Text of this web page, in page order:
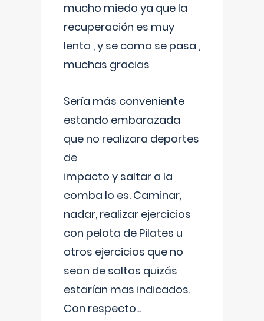
mucho miedo ya que la
recuperación es muy
lenta , y se como se pasa ,
muchas gracias
Sería más conveniente
estando embarazada
que no realizara deportes
de
impacto y saltar a la
comba lo es. Caminar,
nadar, realizar ejercicios
con pelota de Pilates u
otros ejercicios que no
sean de saltos quizás
estarían mas indicados.
Con respecto...